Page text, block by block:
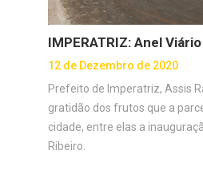
IMPERATRIZ: Anel
12 de Dezembro de 2020
Prefeito de Imperatriz, Assis
gratidão dos frutos que a
cidade, entre elas a
Ribeiro.